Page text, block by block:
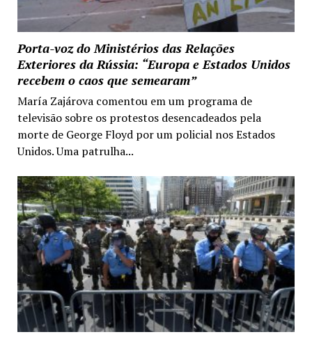
Porta-voz do Ministérios das Relações
Exteriores da Rússia: “Europa e Estados Unidos
recebem o caos que semearam”
María Zajárova comentou em um programa de
televisão sobre os protestos desencadeados pela
morte de George Floyd por um policial nos Estados
Unidos. Uma patrulha...